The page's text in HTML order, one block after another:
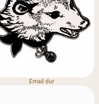
Émail dur